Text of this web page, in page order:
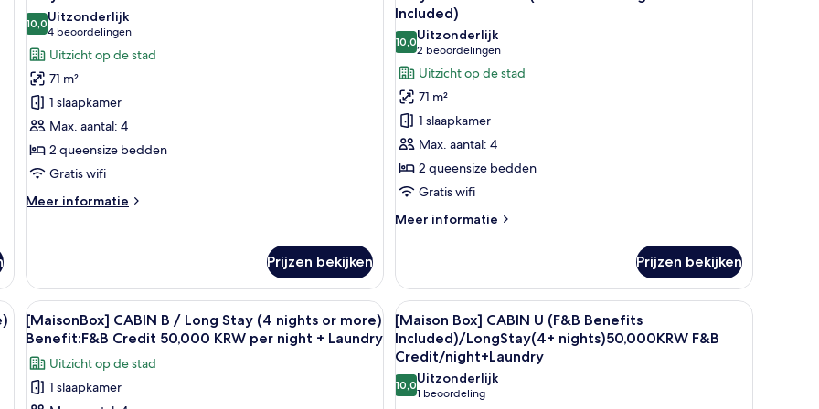
foto's
voor
Early
Bird
-
Cabin
S
laden
10,010,0 van 10
Uitzonderlijk
4 beoordelingen
(4
beoordelingen)
Uitzicht op de stad
71 m²
1 slaapkamer
Max. aantal: 4
2 queensize bedden
Gratis wifi
Meer informatie
Meer
-
Cabin
S
Prijzen bekijken
foto's
voor
Early
Bird
-
Cabin
U
(Food
&
Beverage
Benefits
Included)
10,010,0 van 10
Uitzonderlijk
2 beoordelingen
(2
beoordelingen)
Uitzicht op de stad
71 m²
1 slaapkamer
Max. aantal: 4
2 queensize bedden
Gratis wifi
Meer informatie
Meer
Bird
Cabin
U
(Food
&
Beverage
Benefits
Prijzen bekijken
eten, een glas ijskoud drinken en een kop koffie.
Alle
foto's
voor
[MaisonBox]
CABIN
Een ronde tafel met twee borden eten, een glas ijskoud drinken en een kop koffie.
8
[MaisonBox] CABIN B / Long Stay (4 nights or more)
Benefit:F&B Credit 50,000 KRW per night + Laundry
Uitzicht op de stad
1 slaapkamer
Alle
foto's
voor
[Maison
Box]
Een ronde tafel met twee borden eten, een
8
[Maison Box] CABIN U (F&B Benefits
Included)/LongStay(4+ nights)50,000KRW F&B
Credit/night+Laundry
10,010,0 van 10
Uitzonderlijk
1 beoordeling
(1